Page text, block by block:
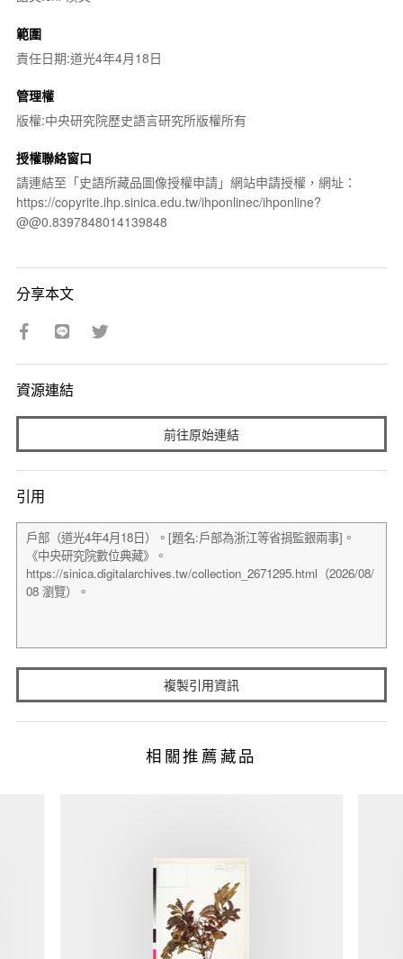
範圍
責任日期:道光4年4月18日
管理權
版權:中央研究院歷史語言研究所版權所有
授權聯絡窗口
請連結至「史語所藏品圖像授權申請」網站申請授權，網址：
https://copyrite.ihp.sinica.edu.tw/ihponlinec/ihponline?
@@0.8397848014139848
分享本文
資源連結
前往原始連結
引用
複製引用資訊
相關推薦藏品